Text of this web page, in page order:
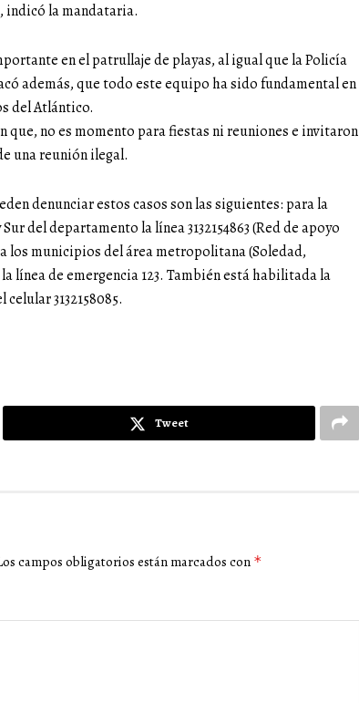
indicó la mandataria.
en el patrullaje de playas, al igual que la Policía
además, que todo este equipo ha sido fundamental en
del Atlántico.
no es momento para fiestas ni reuniones e invitaron
una reunión ilegal.
denunciar estos casos son las siguientes: para la
del departamento la línea 3132154863 (Red de apoyo
los municipios del área metropolitana (Soledad,
línea de emergencia 123. También está habilitada la
3132158085.
Tweet
campos obligatorios están marcados con *